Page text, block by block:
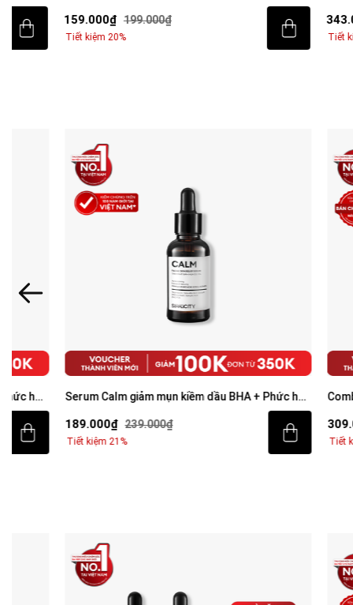
Cream 40g
159.000₫ 199.000₫
Tiết kiệm 20%
Invisible
343.000₫
Tiết kiệm 31%
Serum Calm giảm mụn kiềm dầu BHA + Phức hợp
thảo mộc 30ml
189.000₫ 239.000₫
Tiết kiệm 21%
Combo Acne
mặt 100g và
309.000₫
Tiết kiệm 24%